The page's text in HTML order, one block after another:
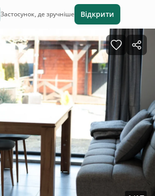
Застосунок, де зручніше Відкрити